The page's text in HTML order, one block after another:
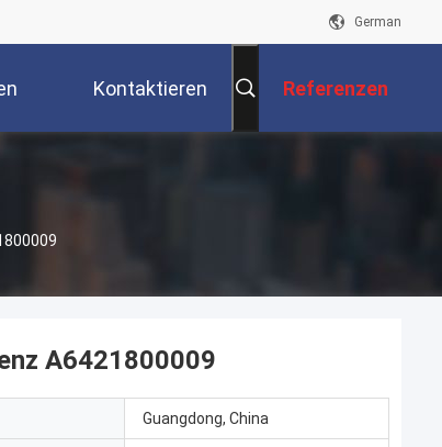
German
Kontaktieren Referenzen
A6421800009
Guangdong, China